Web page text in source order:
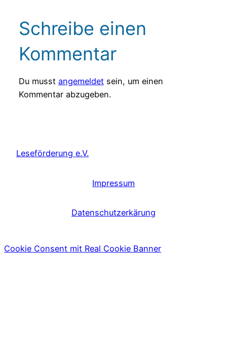
Schreibe einen
Kommentar
Du musst angemeldetsein, um einen
Kommentar abzugeben.
Leseförderung e.V.
Impressum
Datenschutzerkärung
Cookie Consent mit Real Cookie Banner